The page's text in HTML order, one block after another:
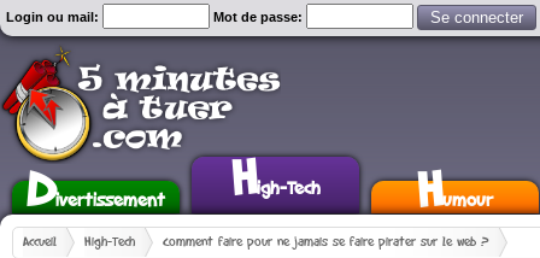
Login ou mail: Mot de passe:
Divertissement High-Tech Humour
Accueil High-Tech Comment faire pour ne jamais se faire pirater sur le web ?